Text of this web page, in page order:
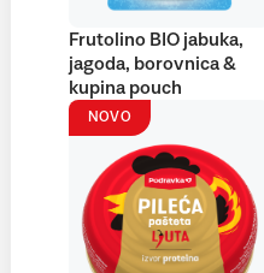
Frutolino BIO jabuka,
jagoda, borovnica &
kupina pouch
NOVO